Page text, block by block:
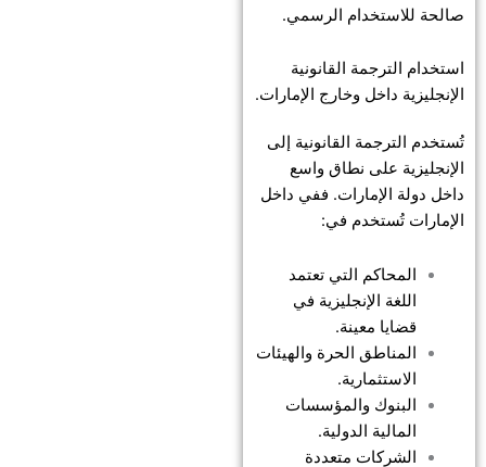
صالحة للاستخدام الرسمي.
استخدام الترجمة القانونية
الإنجليزية داخل وخارج الإمارات.
تُستخدم الترجمة القانونية إلى
الإنجليزية على نطاق واسع
داخل دولة الإمارات. ففي داخل
الإمارات تُستخدم في:
المحاكم التي تعتمد
اللغة الإنجليزية في
قضايا معينة.
المناطق الحرة والهيئات
الاستثمارية.
البنوك والمؤسسات
المالية الدولية.
الشركات متعددة